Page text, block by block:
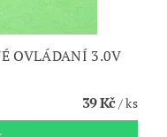
OVLÁDANÍ 3.0V
39 Kč/ ks